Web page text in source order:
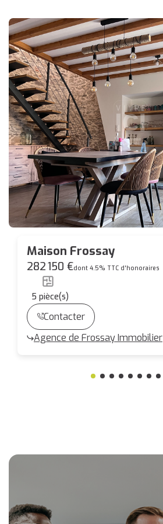
Maison Frossay
282 150 €dont 4.5% TTC d'honoraires
5 pièce(s)
Contacter
Agence de Frossay Immobilier